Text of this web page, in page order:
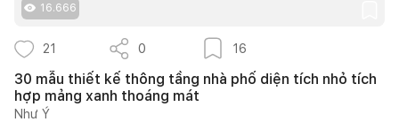
16.666
21 0 16
30 mẫu thiết kế thông tầng nhà phố diện tích nhỏ tích
hợp mảng xanh thoáng mát
Như Ý